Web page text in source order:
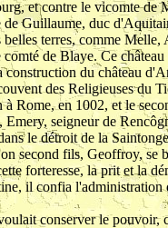
et contre le vicomte de
Guillaume, duc
belles terres, comme
comté de Blaye. Ce
du château
des Religieuses du
Rome, en 1002, et le
seigneur de
le détroit de la
second fils, Geoffroy, se
forteresse, la prit et la
il confia
conserver le pouvoir,